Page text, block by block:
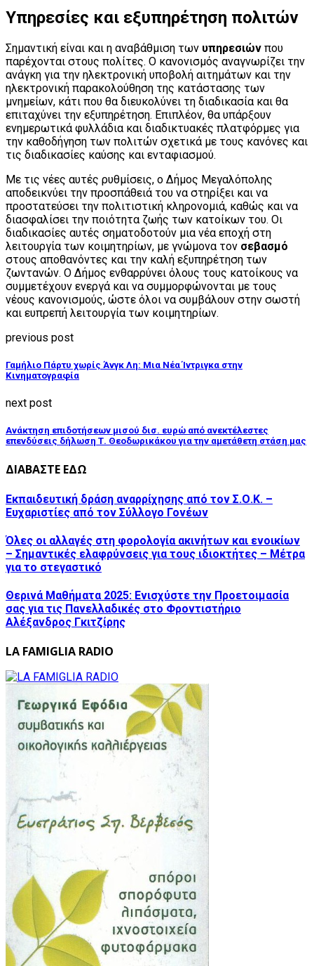
Υπηρεσίες και εξυπηρέτηση πολιτών
Σημαντική είναι και η αναβάθμιση των υπηρεσιών που
παρέχονται στους πολίτες. Ο κανονισμός αναγνωρίζει την
ανάγκη για την ηλεκτρονική υποβολή αιτημάτων και την
ηλεκτρονική παρακολούθηση της κατάστασης των
μνημείων, κάτι που θα διευκολύνει τη διαδικασία και θα
επιταχύνει την εξυπηρέτηση. Επιπλέον, θα υπάρξουν
ενημερωτικά φυλλάδια και διαδικτυακές πλατφόρμες για
την καθοδήγηση των πολιτών σχετικά με τους κανόνες και
τις διαδικασίες καύσης και ενταφιασμού.
Με τις νέες αυτές ρυθμίσεις, ο Δήμος Μεγαλόπολης
αποδεικνύει την προσπάθειά του να στηρίξει και να
προστατεύσει την πολιτιστική κληρονομιά, καθώς και να
διασφαλίσει την ποιότητα ζωής των κατοίκων του. Οι
διαδικασίες αυτές σηματοδοτούν μια νέα εποχή στη
λειτουργία των κοιμητηρίων, με γνώμονα τον σεβασμό
στους αποθανόντες και την καλή εξυπηρέτηση των
ζωντανών. Ο Δήμος ενθαρρύνει όλους τους κατοίκους να
συμμετέχουν ενεργά και να συμμορφώνονται με τους
νέους κανονισμούς, ώστε όλοι να συμβάλουν στην σωστή
και ευπρεπή λειτουργία των κοιμητηρίων.
previous post
Γαμήλιο Πάρτυ χωρίς Άνγκ Λη: Μια Νέα Ίντριγκα στην
Κινηματογραφία
next post
Ανάκτηση επιδοτήσεων μισού δισ. ευρώ από ανεκτέλεστες
επενδύσεις δήλωση Τ. Θεοδωρικάκου για την αμετάθετη στάση μας
ΔΙΑΒΑΣΤΕ ΕΔΩ
Εκπαιδευτική δράση αναρρίχησης από τον Σ.Ο.Κ. –
Ευχαριστίες από τον Σύλλογο Γονέων
Όλες οι αλλαγές στη φορολογία ακινήτων και ενοικίων
– Σημαντικές ελαφρύνσεις για τους ιδιοκτήτες – Μέτρα
για το στεγαστικό
Θερινά Μαθήματα 2025: Ενισχύστε την Προετοιμασία
σας για τις Πανελλαδικές στο Φροντιστήριο
Αλέξανδρος Γκιτζίρης
LA FAMIGLIA RADIO